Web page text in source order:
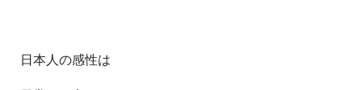
日本人の感性は